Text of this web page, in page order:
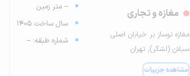
مغازه و تجاری
مغازه نوساز بر خیابان اصلی
سبلان (لشگر), تهران
مشاهده جزییات
-- متر زمین
سال ساخت 1405
شماره طبقه: --